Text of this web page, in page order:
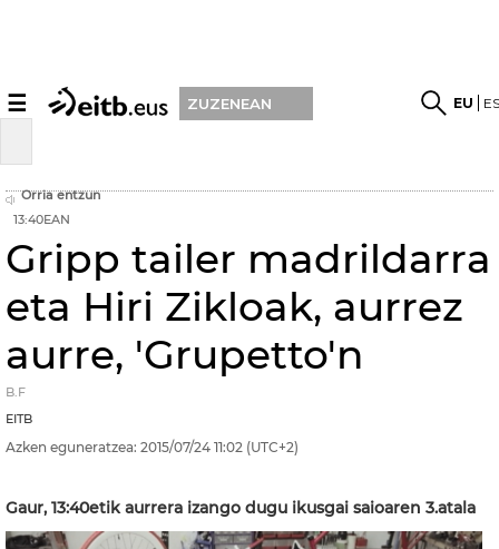
☰ ZUZENEAN EU
Orria entzun
13:40EAN
Gripp tailer madrildarra
eta Hiri Zikloak, aurrez
aurre, 'Grupetto'n
B.F
EITB
Azken eguneratzea: 2015/07/24 11:02 (UTC+2)
Gaur, 13:40etik aurrera izango dugu ikusgai saioaren 3.atala